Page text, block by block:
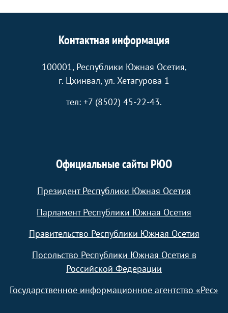
Контактная информация
100001, Республики Южная Осетия,
г. Цхинвал, ул. Хетагурова 1
тел: +7 (8502) 45-22-43.
Официальные сайты РЮО
Президент Республики Южная Осетия
Парламент Республики Южная Осетия
Правительство Республики Южная Осетия
Посольство Республики Южная Осетия в
Российской Федерации
Государственное информационное агентство «Рес»